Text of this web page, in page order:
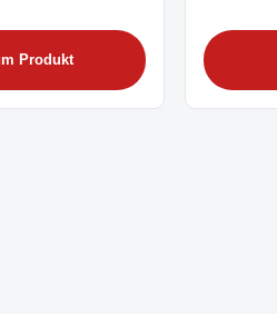
Produkt